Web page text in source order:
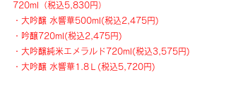
720ml（税込5,830円）
・大吟醸 水響華500ml(税込2,475円)
・吟醸720ml(税込2,475円)
・大吟醸純米エメラルド720ml(税込3,575円)
・大吟醸 水響華1.8Ｌ(税込5,720円)